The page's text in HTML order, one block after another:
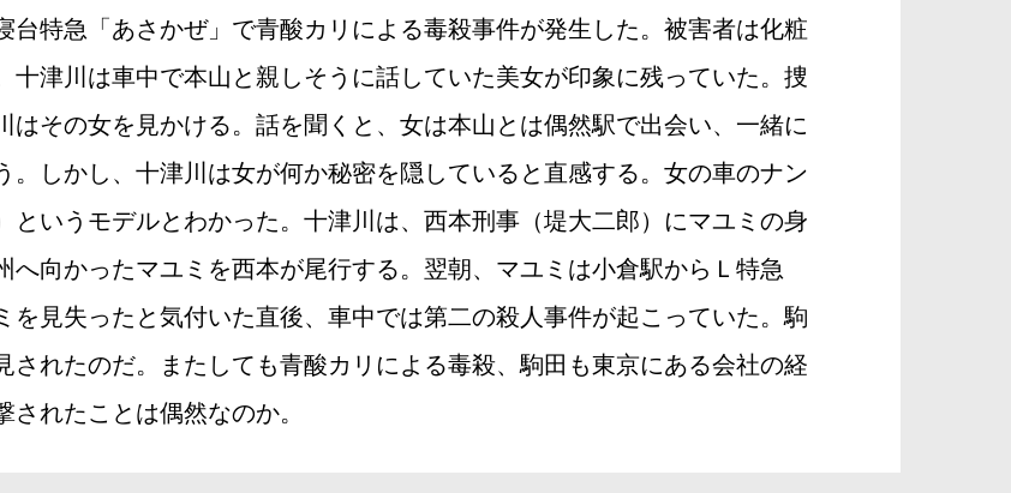
台特急「あさかぜ」で青酸カリによる毒殺事件が発生した。被害者は化粧
十津川は車中で本山と親しそうに話していた美女が印象に残っていた。捜
はその女を見かける。話を聞くと、女は本山とは偶然駅で出会い、一緒に
。しかし、十津川は女が何か秘密を隠していると直感する。女の車のナン
というモデルとわかった。十津川は、西本刑事（堤大二郎）にマユミの身
向かったマユミを西本が尾行する。翌朝、マユミは小倉駅からＬ特急
を見失ったと気付いた直後、車中では第二の殺人事件が起こっていた。駒
されたのだ。またしても青酸カリによる毒殺、駒田も東京にある会社の経
れたことは偶然なのか。